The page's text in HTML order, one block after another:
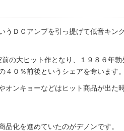
うＤＣアンプを引っ提げて低音キン
の大ヒット作となり、１９８６年勃
０％前後というシェアを奪います。
オンキョーなどはヒット商品が出た
化を進めていたのがデノンです。